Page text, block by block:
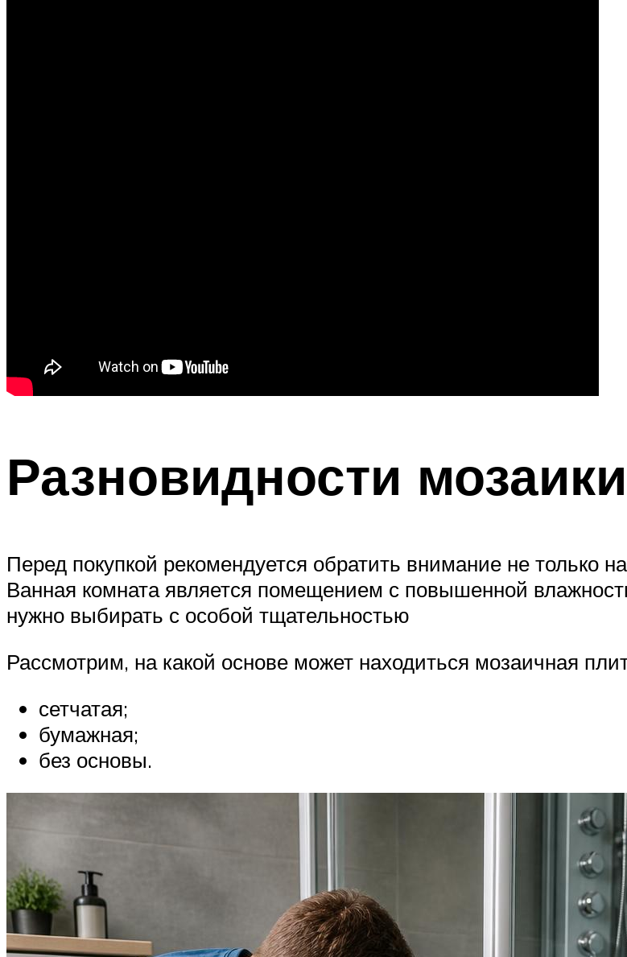
Разновидности
Перед покупкой рекомендуется обратить внимание не только
Ванная комната является помещением с повышенной
нужно выбирать с особой тщательностью
Рассмотрим, на какой основе может находиться мозаичная
сетчатая;
бумажная;
без основы.